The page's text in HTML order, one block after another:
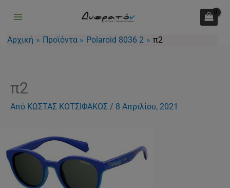
περιεχόμενο
Αρχική Προϊόντα Polaroid 8036 2 π2
π2
Από ΚΩΣΤΑΣ ΚΟΤΣΙΦΑΚΟΣ / 8 Απριλίου, 2021